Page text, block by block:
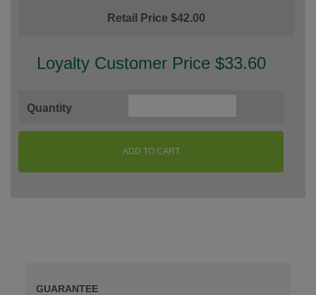
Retail Price $42.00
Loyalty Customer Price $33.60
Quantity
ADD TO CART
GUARANTEE